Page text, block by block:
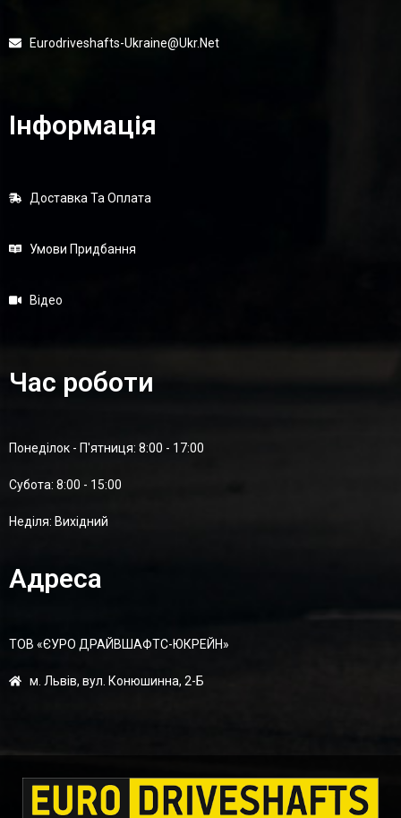
Eurodriveshafts-Ukraine@ukr.net
Інформація
Доставка Та Оплата
Умови Придбання
Відео
Час роботи
Понеділок - П'ятниця: 8:00 - 17:00
Суботa: 8:00 - 15:00
Неділя: Вихідний
Адреса
ТОВ «ЄУРО ДРАЙВШАФТC-ЮКРЕЙН»
м. Львів, вул. Конюшинна, 2-Б